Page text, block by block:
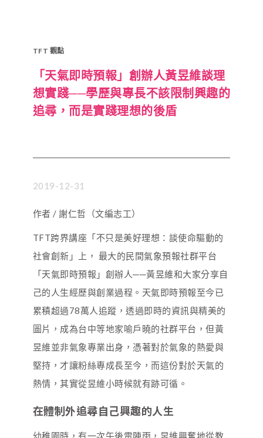
TFT 觀點
「天氣即時預報」創辦人黃昱維談理
想實踐──學歷與專長不該限制興趣的
追尋，而是實踐理想的後盾
2019-12-31
作者 / 謝仁哲（文編志工）
TFT跨界講座「不只是美好理想：談使命驅動的
社會創新」上， 最大的民間氣象預報社群平台
「天氣即時預報」創辦人──黃昱維和大家分享自
己的人生經歷與創業過程。天氣即時預報至今已
累積超過78萬人追蹤，透過即時的資訊與精美的
圖片，成為台中等地家喻戶曉的社群平台，但黃
昱維並非氣象專業出身，憑著對於氣象的熱愛與
堅持，才讓粉絲專成長至今，而這份對於天氣的
熱情，其實從昱維小時候就有跡可循。
在體制外追尋自己興趣的人生
幼稚園時，有一次午後雷陣雨，昱維興奮地從教